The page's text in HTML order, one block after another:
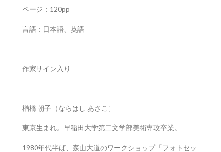
ページ：120pp
言語：日本語、英語
作家サイン入り
楢橋 朝子（ならはし あさこ）
東京生まれ。早稲田大学第二文学部美術専攻卒業。
1980年代半ば、森山大道のワークショップ「フォトセッ